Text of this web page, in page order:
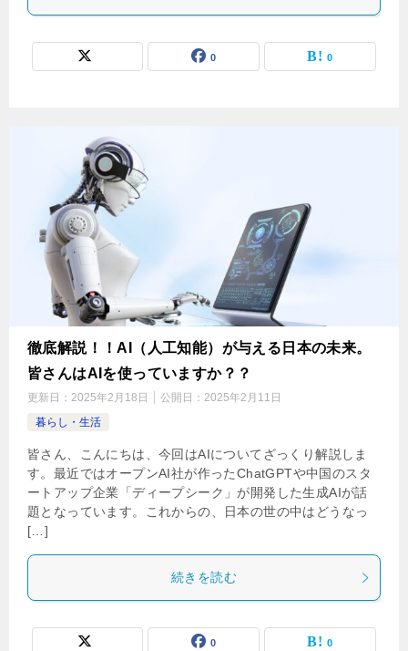
0 0
徹底解説！！AI（人工知能）が与える日本の未来。
皆さんはAIを使っていますか？？
更新日： 2025年2月18日 公開日： 2025年2月11日
暮らし・生活
皆さん、こんにちは、今回はAIについてざっくり解説しま
す。最近ではオープンAI社が作ったChatGPTや中国のスタ
ートアップ企業「ディープシーク」が開発した生成AIが話
題となっています。これからの、日本の世の中はどうなっ
[…]
続きを読む
0 0